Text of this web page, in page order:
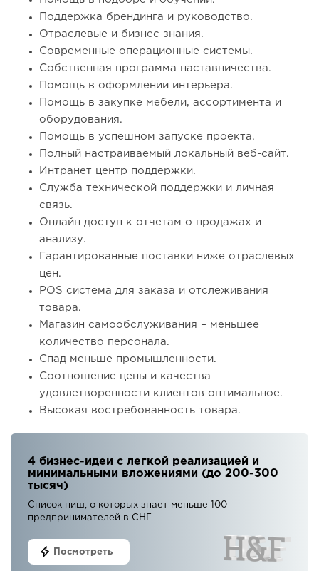
Поддержка брендинга и руководство.
Отраслевые и бизнес знания.
Современные операционные системы.
Собственная программа наставничества.
Помощь в оформлении интерьера.
Помощь в закупке мебели, ассортимента и
оборудования.
Помощь в успешном запуске проекта.
Полный настраиваемый локальный веб-сайт.
Интранет центр поддержки.
Служба технической поддержки и личная
связь.
Онлайн доступ к отчетам о продажах и
анализу.
Гарантированные поставки ниже отраслевых
цен.
POS система для заказа и отслеживания
товара.
Магазин самообслуживания – меньшее
количество персонала.
Спад меньше промышленности.
Соотношение цены и качества
удовлетворенности клиентов оптимальное.
Высокая востребованность товара.
4 бизнес-идеи с легкой реализацией и
минимальными вложениями (до 200-300
тысяч)
Список ниш, о которых знает меньше 100
предпринимателей в СНГ
Посмотреть